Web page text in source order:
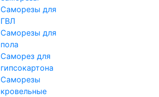
Саморезы для
ГВЛ
Саморезы для
пола
Саморез для
гипсокартона
Саморезы
кровельные